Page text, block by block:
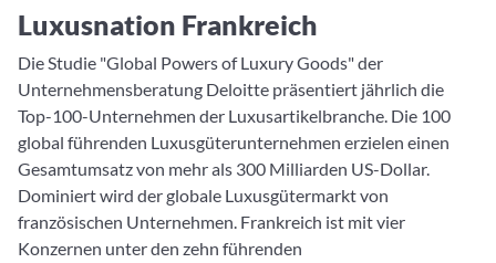
Luxusnation Frankreich
Die Studie "Global Powers of Luxury Goods" der
Unternehmensberatung Deloitte präsentiert jährlich die
Top-100-Unternehmen der Luxusartikelbranche. Die 100
global führenden Luxusgüterunternehmen erzielen einen
Gesamtumsatz von mehr als 300 Milliarden US-Dollar.
Dominiert wird der globale Luxusgütermarkt von
französischen Unternehmen. Frankreich ist mit vier
Konzernen unter den zehn führenden